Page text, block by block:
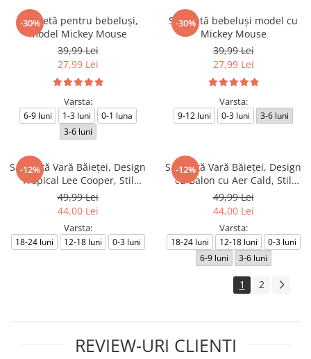
-30%
Salopetă pentru bebeluși,
model Mickey Mouse
39,99 Lei
27,99 Lei
Varsta:
6-9 luni 1-3 luni
0-1 luna
3-6 luni
-30%
Salopetă bebeluși model cu
Mickey Mouse
39,99 Lei
27,99 Lei
Varsta:
9-12 luni 0-3 luni 3-6 luni
-12%
Salopetă Vară Băieței, Design
Tropical Lee Cooper, Stil
Sportiv
49,99 Lei
44,00 Lei
Varsta:
18-24 luni 12-18 luni 0-3 luni
-12%
Salopetă Vară Băieței, Design
cu Balon cu Aer Cald, Stil
Aventurier
49,99 Lei
44,00 Lei
Varsta:
18-24 luni 12-18 luni
0-3 luni
6-9 luni
3-6 luni
1 2
REVIEW-URI CLIENTI